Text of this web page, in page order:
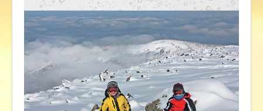
Сайт проекта Достоевский
Ермаковополе.рф